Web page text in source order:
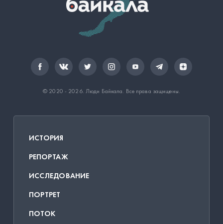
© 2020 - 2026. Люди Байкала . Все права защищены.
ИСТОРИЯ
РЕПОРТАЖ
ИССЛЕДОВАНИЕ
ПОРТРЕТ
ПОТОК